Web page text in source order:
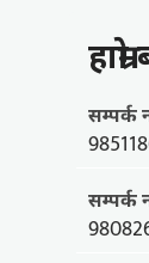
सम्पर्क
सम्पर्क